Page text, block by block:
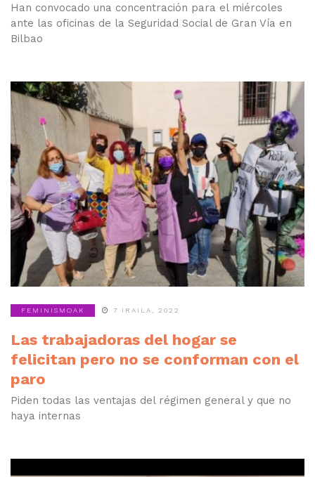
Han convocado una concentración para el miércoles
ante las oficinas de la Seguridad Social de Gran Vía en
Bilbao
FEMINISMOAK 7 IRAILA, 2022
Las trabajadoras del hogar se
felicitan pero no se conforman con el
paro
Piden todas las ventajas del régimen general y que no
haya internas